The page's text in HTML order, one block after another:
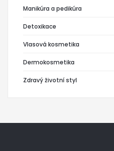
Manikúra a pedikúra
Detoxikace
Vlasová kosmetika
Dermokosmetika
Zdravý životní styl